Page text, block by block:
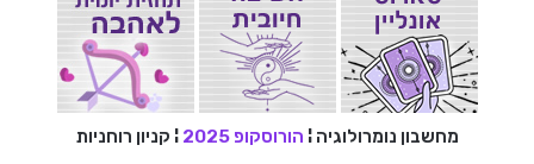
מחשבון נומרולוגיה ¦ הורוסקופ 2025 ¦ קניון רוחניות